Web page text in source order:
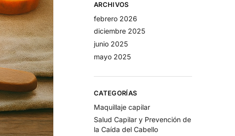
ARCHIVOS
febrero 2026
diciembre 2025
junio 2025
mayo 2025
CATEGORÍAS
Maquillaje capilar
Salud Capilar y Prevención de
la Caída del Cabello